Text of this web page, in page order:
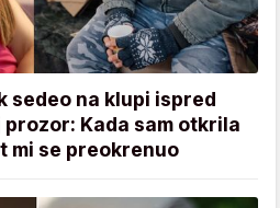
sedeo na klupi ispred
Kada sam otkrila
mi se preokrenuo